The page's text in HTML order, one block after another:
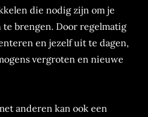
die nodig zijn om je
brengen. Door regelmatig
en jezelf uit te dagen,
vergroten en nieuwe
anderen kan ook een